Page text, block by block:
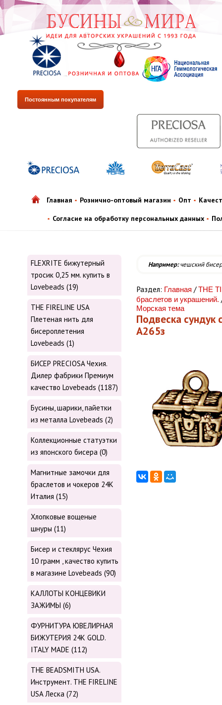
Постоянным покупателям
Главная Рознично-оптовый магазин Опт
Согласие на обработку персональных данных
FLEXRITE бижутерный
тросик 0,25 мм. купить в
Lovebeads (19)
THE FIRELINE USA
Плетеная нить для
бисероплетения
Lovebeads (1)
БИСЕР PRECIOSA Чехия.
Дилер фабрики Премиум
качество Lovebeads (1187)
Бусины, шарики, пайетки
из металла Lovebeads (2)
Коллекционные статуэтки
из японского бисера (0)
Магнитные замочки для
браслетов и чокеров 24К
Италия (15)
Хлопковые вощеные
шнуры (11)
Бисер и стеклярус Чехия
10 грамм , качество купить
в магазине Lovebeads (90)
КАЛЛОТЫ КОНЦЕВИКИ
ЗАЖИМЫ (6)
ФУРНИТУРА ЮВЕЛИРНАЯ
БИЖУТЕРИЯ 24К GOLD.
ITALY MADE (112)
THE BEADSMITH USA.
Инструмент. THE FIRELINE
USA Леска (72)
Например:чешский бисер
Раздел: Главная /THE
браслетов и украшений.
Морская тема
Подвеска сундук
А265з